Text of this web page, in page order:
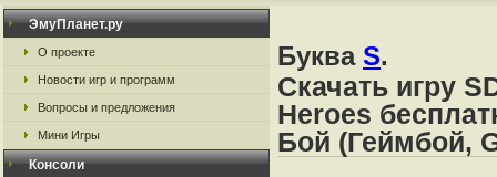
ЭмуПланет.ру
О проекте
Новости игр и программ
Вопросы и предложения
Мини Игры
Консоли
Буква S.
Скачать игру
Heroes
Бой (Геймбой,